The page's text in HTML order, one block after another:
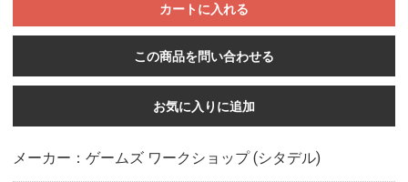
カートに入れる
この商品を問い合わせる
お気に入りに追加
メーカー：ゲームズ ワークショップ (シタデル)